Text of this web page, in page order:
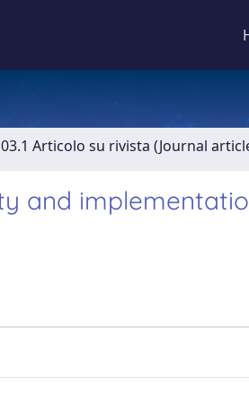
03.1 Articolo su rivista (Journal
and